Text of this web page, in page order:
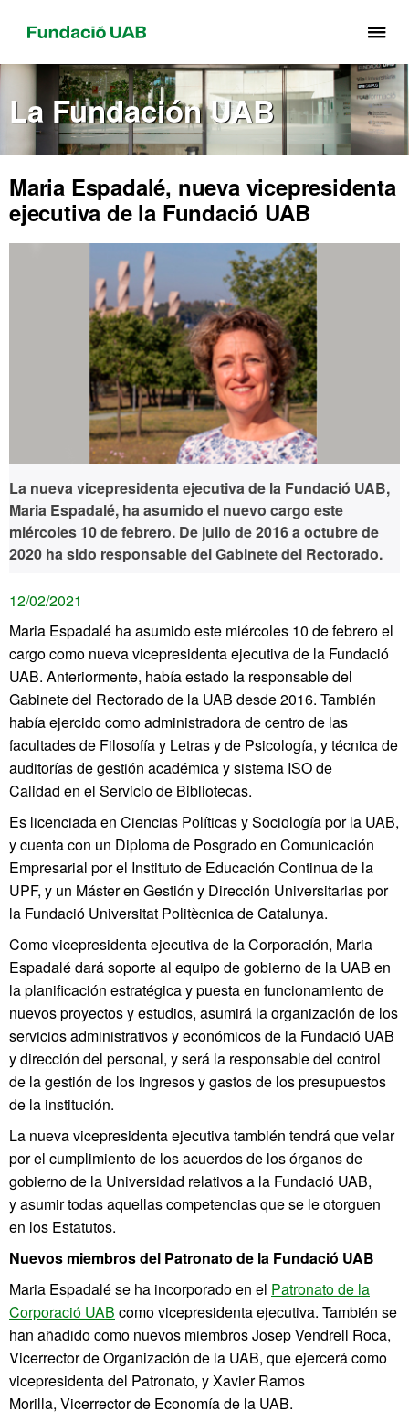
el
de
La Fundación UAB
Maria Espadalé, nueva vicepresidenta
ejecutiva de la Fundació UAB
La nueva vicepresidenta ejecutiva de la Fundació UAB,
Maria Espadalé, ha asumido el nuevo cargo este
miércoles 10 de febrero. De julio de 2016 a octubre de
2020 ha sido responsable del Gabinete del Rectorado.
12/02/2021
Maria Espadalé ha asumido este miércoles 10 de febrero el
cargo como nueva vicepresidenta ejecutiva de la Fundació
UAB. Anteriormente, había estado la responsable del
Gabinete del Rectorado de la UAB desde 2016. También
había ejercido como administradora de centro de las
facultades de Filosofía y Letras y de Psicología, y técnica de
auditorías de gestión académica y sistema ISO de
Calidad en el Servicio de Bibliotecas.
Es licenciada en Ciencias Políticas y Sociología por la UAB,
y cuenta con un Diploma de Posgrado en Comunicación
Empresarial por el Instituto de Educación Continua de la
UPF, y un Máster en Gestión y Dirección Universitarias por
la Fundació Universitat Politècnica de Catalunya.
Como vicepresidenta ejecutiva de la Corporación, Maria
Espadalé dará soporte al equipo de gobierno de la UAB en
la planificación estratégica y puesta en funcionamiento de
nuevos proyectos y estudios, asumirá la organización de los
servicios administrativos y económicos de la Fundació UAB
y dirección del personal, y será la responsable del control
de la gestión de los ingresos y gastos de los presupuestos
de la institución.
La nueva vicepresidenta ejecutiva también tendrá que velar
por el cumplimiento de los acuerdos de los órganos de
gobierno de la Universidad relativos a la Fundació UAB,
y asumir todas aquellas competencias que se le otorguen
en los Estatutos.
Nuevos miembros del Patronato de la Fundació UAB
Maria Espadalé se ha incorporado en el Patronato de la
Corporació UAB como vicepresidenta ejecutiva. También se
han añadido como nuevos miembros Josep Vendrell Roca,
Vicerrector de Organización de la UAB, que ejercerá como
vicepresidenta del Patronato, y Xavier Ramos
Morilla, Vicerrector de Economía de la UAB.